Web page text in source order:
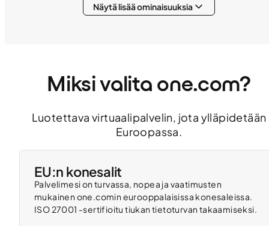
Näytä lisää ominaisuuksia
Miksi valita one.com?
Luotettava virtuaalipalvelin, jota ylläpidetään
Euroopassa.
EU:n konesalit
Palvelimesi on turvassa, nopea ja vaatimusten
mukainen one.comin eurooppalaisissa konesaleissa.
ISO 27001 -sertifioitu tiukan tietoturvan takaamiseksi.